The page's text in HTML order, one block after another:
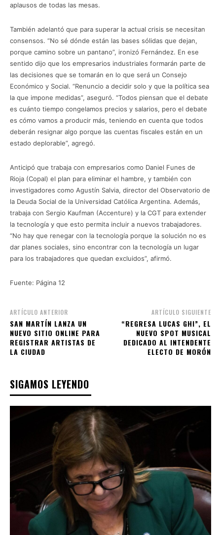
aplausos de todas las mesas.
También adelantó que para superar la actual crisis se necesitan
consensos. “No sé dónde están las bases sólidas que dejan,
porque camino sobre un pantano”, ironizó Fernández. En ese
sentido dijo que los empresarios industriales formarán parte de
las decisiones que se tomarán en lo que será un Consejo
Económico y Social. “Renuncio a decidir solo y que la política sea
la que impone medidas”, aseguró. “Todos piensan que el debate
es cuánto tiempo congelamos precios y salarios, pero el debate
es cómo vamos a producir más, teniendo en cuenta que todos
deberán resignar algo porque las cuentas fiscales están en un
estado deplorable”, agregó.
Anticipó que trabaja con empresarios como Daniel Funes de
Rioja (Copal) el plan para eliminar el hambre, y también con
investigadores como Agustín Salvia, director del Observatorio de
la Deuda Social de la Universidad Católica Argentina. Además,
trabaja con Sergio Kaufman (Accenture) y la CGT para extender
la tecnología y que esto permita incluir a nuevos trabajadores.
“No hay que renegar con la tecnología porque la solución no es
dar planes sociales, sino encontrar con la tecnología un lugar
para los trabajadores que quedan excluidos”, afirmó.
Fuente: Página 12
ARTÍCULO ANTERIOR
SAN MARTÍN LANZA UN
NUEVO SITIO ONLINE PARA
REGISTRAR ARTISTAS DE
LA CIUDAD
ARTÍCULO SIGUIENTE
“REGRESA LUCAS GHI”, EL
NUEVO SPOT MUSICAL
DEDICADO AL INTENDENTE
ELECTO DE MORÓN
SIGAMOS LEYENDO